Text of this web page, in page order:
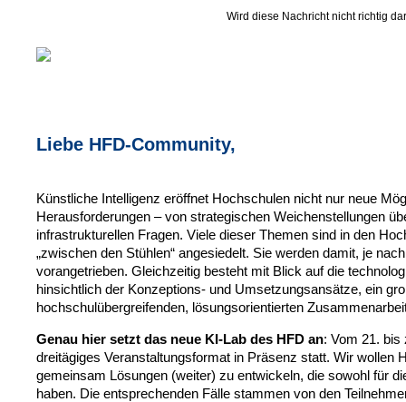
Wird diese Nachricht nicht richtig
Liebe HFD-Community,
Künstliche Intelligenz eröffnet Hochschulen nicht nur neue
Herausforderungen – von strategischen Weichenstellungen
infrastrukturellen Fragen. Viele dieser Themen sind in den
„zwischen den Stühlen“ angesiedelt. Sie werden damit, je
vorangetrieben. Gleichzeitig besteht mit Blick auf die
hinsichtlich der Konzeptions- und Umsetzungsansätze, ein
hochschulübergreifenden, lösungsorientierten
Genau hier setzt das neue KI-Lab des HFD an: Vom 21.
dreitägiges Veranstaltungsformat in Präsenz statt. Wir wollen
gemeinsam Lösungen (weiter) zu entwickeln, die sowohl für
haben. Die entsprechenden Fälle stammen von den